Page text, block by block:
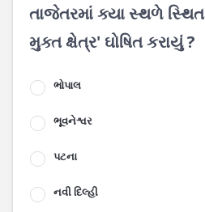
તાજેતરમાં ક્યા સ્થળે
મુક્ત ક્ષેત્ર' ઘોષિત કરાયું ?
ભોપાલ
ભૂવનેશ્વર
પટના
નવી દિલ્હી